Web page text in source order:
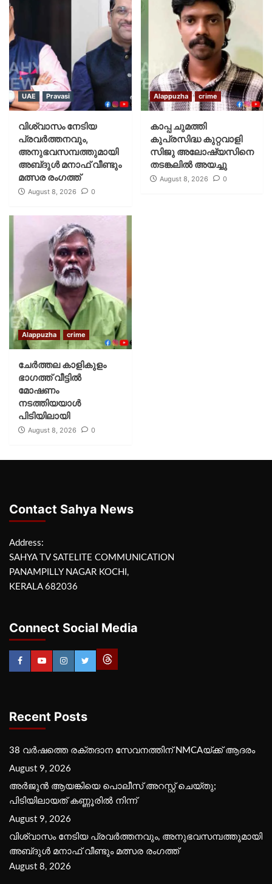
UAE Pravasi
വിശ്വാസം നേടിയ
പ്രവർത്തനവും,
അനുഭവസമ്പത്തുമായി
അബ്‌ദുൾ മനാഫ് വീണ്ടും
മത്സര രംഗത്ത്
August 8, 2026 0
Alappuzha crime
കാപ്പ ചുമത്തി
കുപ്രസിദ്ധ കുറ്റവാളി
സിജു അലോഷ്യസിനെ
തടങ്കലിൽ അയച്ചു
August 8, 2026 0
Alappuzha crime
ചേർത്തല കാളികുളം
ഭാഗത്ത് വീട്ടിൽ
മോഷണം
നടത്തിയയാൾ
പിടിയിലായി
August 8, 2026 0
Contact Sahya News
Address:
SAHYA TV SATELITE COMMUNICATION
PANAMPILLY NAGAR KOCHI,
KERALA 682036
Connect Social Media
Recent Posts
38 വർഷത്തെ രക്തദാന സേവനത്തിന് NMCAയ്ക്ക് ആദരം
August 9, 2026
അർജുൻ ആയങ്കിയെ പൊലീസ് അറസ്റ്റ് ചെയ്‌തു;
പിടിയിലായത് കണ്ണൂരിൽ നിന്ന്
August 9, 2026
വിശ്വാസം നേടിയ പ്രവർത്തനവും, അനുഭവസമ്പത്തുമായി
അബ്‌ദുൾ മനാഫ് വീണ്ടും മത്സര രംഗത്ത്
August 8, 2026